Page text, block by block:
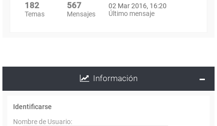
182
Temas
567
Mensajes
02 Mar 2016, 16:20
Último mensaje
Información
Identificarse
Nombre de Usuario: